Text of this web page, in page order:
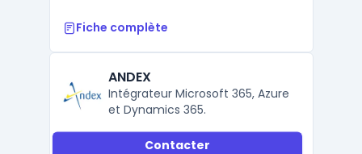
Fiche complète
ANDEX
Intégrateur Microsoft 365, Azure
et Dynamics 365.
Contacter